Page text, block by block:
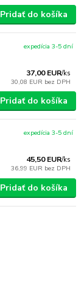
Pridať do košíka
37,00 EUR/ks
30,08 EUR bez DPH
expedícia 3-5 dní
Pridať do košíka
45,50 EUR/ks
36,99 EUR bez DPH
expedícia 3-5 dní
Pridať do košíka